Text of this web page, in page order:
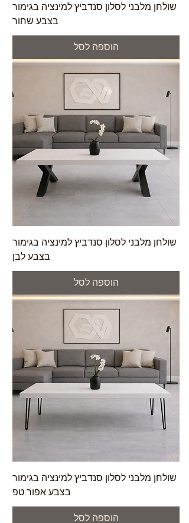
שולחן מלבני לסלון סנדביץ למינציה בגימור
בצבע שחור
הוספה לסל
שולחן מלבני לסלון סנדביץ למינציה בגימור
בצבע לבן
הוספה לסל
שולחן מלבני לסלון סנדביץ למינציה בגימור
בצבע אפור טפ
הוספה לסל